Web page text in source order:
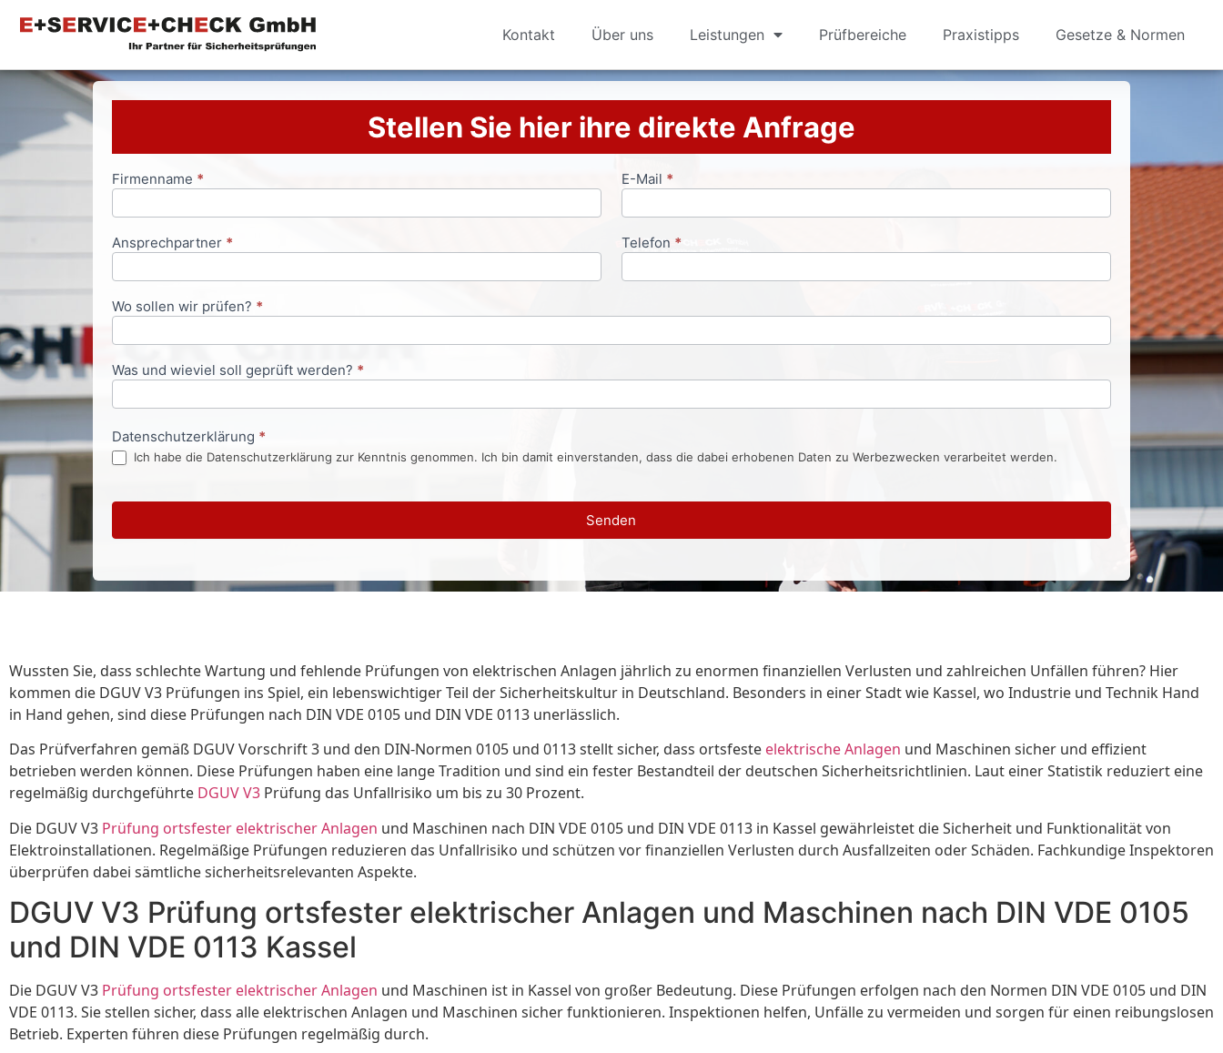
Kontakt Über uns Leistungen Prüfbereiche Praxistipps Gesetze & Normen
Stellen Sie hier ihre direkte Anfrage
Anfrageformular
Firmenname * E-Mail *
Ansprechpartner * Telefon *
Wo sollen wir prüfen? *
Was und wieviel soll geprüft werden? *
Datenschutzerklärung *
Ich habe die Datenschutzerklärung zur Kenntnis genommen. Ich bin damit einverstanden, dass die dabei erhobenen Daten zu Werbezwecken verarbeitet werden.
Senden
Wussten Sie, dass schlechte Wartung und fehlende Prüfungen von elektrischen Anlagen jährlich zu enormen finanziellen Verlusten und zahlreichen Unfällen führen? Hier
kommen die DGUV V3 Prüfungen ins Spiel, ein lebenswichtiger Teil der Sicherheitskultur in Deutschland. Besonders in einer Stadt wie Kassel, wo Industrie und Technik Hand
in Hand gehen, sind diese Prüfungen nach DIN VDE 0105 und DIN VDE 0113 unerlässlich.
Das Prüfverfahren gemäß DGUV Vorschrift 3 und den DIN-Normen 0105 und 0113 stellt sicher, dass ortsfeste elektrische Anlagen und Maschinen sicher und effizient
betrieben werden können. Diese Prüfungen haben eine lange Tradition und sind ein fester Bestandteil der deutschen Sicherheitsrichtlinien. Laut einer Statistik reduziert eine
regelmäßig durchgeführte DGUV V3 Prüfung das Unfallrisiko um bis zu 30 Prozent.
Die DGUV V3 Prüfung ortsfester elektrischer Anlagen und Maschinen nach DIN VDE 0105 und DIN VDE 0113 in Kassel gewährleistet die Sicherheit und Funktionalität von
Elektroinstallationen. Regelmäßige Prüfungen reduzieren das Unfallrisiko und schützen vor finanziellen Verlusten durch Ausfallzeiten oder Schäden. Fachkundige Inspektoren
überprüfen dabei sämtliche sicherheitsrelevanten Aspekte.
DGUV V3 Prüfung ortsfester elektrischer Anlagen und Maschinen nach DIN VDE 0105
und DIN VDE 0113 Kassel
Die DGUV V3 Prüfung ortsfester elektrischer Anlagen und Maschinen ist in Kassel von großer Bedeutung. Diese Prüfungen erfolgen nach den Normen DIN VDE 0105 und DIN
VDE 0113. Sie stellen sicher, dass alle elektrischen Anlagen und Maschinen sicher funktionieren. Inspektionen helfen, Unfälle zu vermeiden und sorgen für einen reibungslosen
Betrieb. Experten führen diese Prüfungen regelmäßig durch.